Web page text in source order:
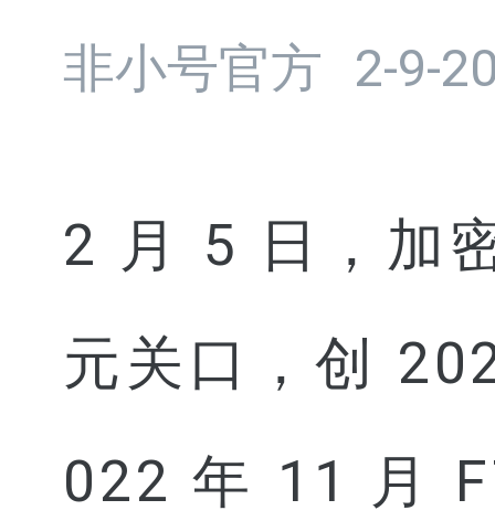
非小号官方 2-9-
2 月 5 日，加
元关口，创
022 年 11 月